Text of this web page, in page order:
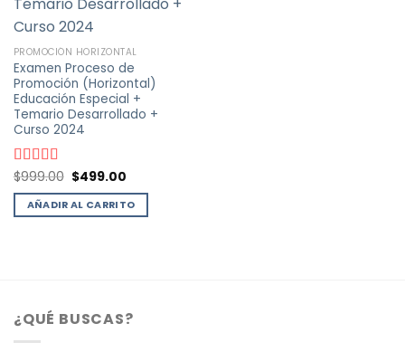
PROMOCIÓN HORIZONTAL
Examen Proceso de
Promoción (Horizontal)
Educación Especial +
Temario Desarrollado +
Curso 2024
Valorado
con4.87de
$999.00 El
original
era:
$499.00El
actual
es:
AÑADIR AL CARRITO
¿QUÉ BUSCAS?